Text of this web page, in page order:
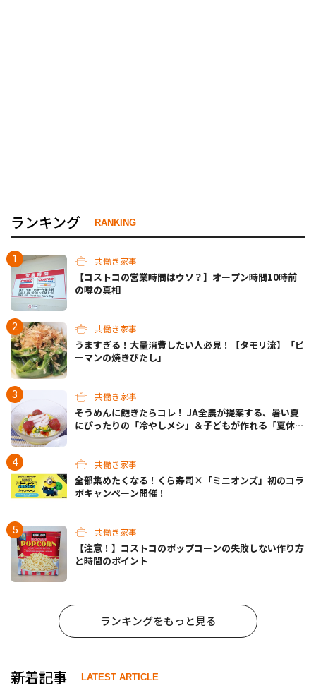
ランキング RANKING
共働き家事
【コストコの営業時間はウソ？】オープン時間10時前
の噂の真相
共働き家事
うますぎる！大量消費したい人必見！【タモリ流】「ピ
ーマンの焼きびたし」
共働き家事
そうめんに飽きたらコレ！ JA全農が提案する、暑い夏
にぴったりの「冷やしメシ」＆子どもが作れる「夏休み
共働き家事
全部集めたくなる！くら寿司×「ミニオンズ」初のコラ
ボキャンペーン開催！
共働き家事
【注意！】コストコのポップコーンの失敗しない作り方
と時間のポイント
ランキングをもっと見る
新着記事 LATEST ARTICLE